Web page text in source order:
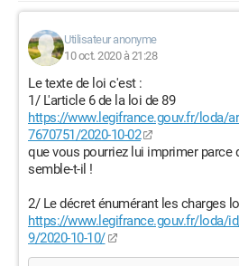
Utilisateur anonyme
10 oct. 2020 à 21:28
Le texte de loi c'est :
1/ L'article 6 de la loi de 89
https://www.legifrance.gouv.fr/loda/
7670751/2020-10-02
que vous pourriez lui imprimer parce
semble-t-il !
2/ Le décret énumérant les charges
https://www.legifrance.gouv.fr/loda/
9/2020-10-10/